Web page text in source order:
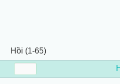
Hồi (1-65)